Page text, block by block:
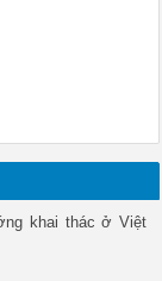
khai thác ở Việt